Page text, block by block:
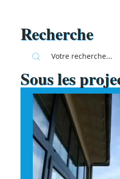
Recherche
Sous les